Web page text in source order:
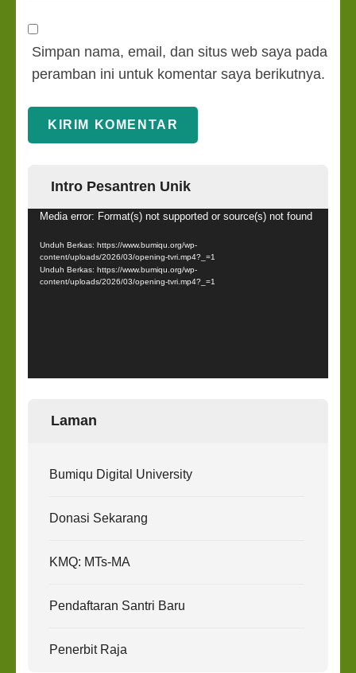
Simpan nama, email, dan situs web saya pada
peramban ini untuk komentar saya berikutnya.
Intro Pesantren Unik
Pemutar
Media error: Format(s) not supported or source(s) not found
Unduh Berkas: https://www.bumiqu.org/wp-
content/uploads/2026/03/opening-tvri.mp4?_=1
Unduh Berkas: https://www.bumiqu.org/wp-
content/uploads/2026/03/opening-tvri.mp4?_=1
Laman
Bumiqu Digital University
Donasi Sekarang
KMQ: MTs-MA
Pendaftaran Santri Baru
Penerbit Raja